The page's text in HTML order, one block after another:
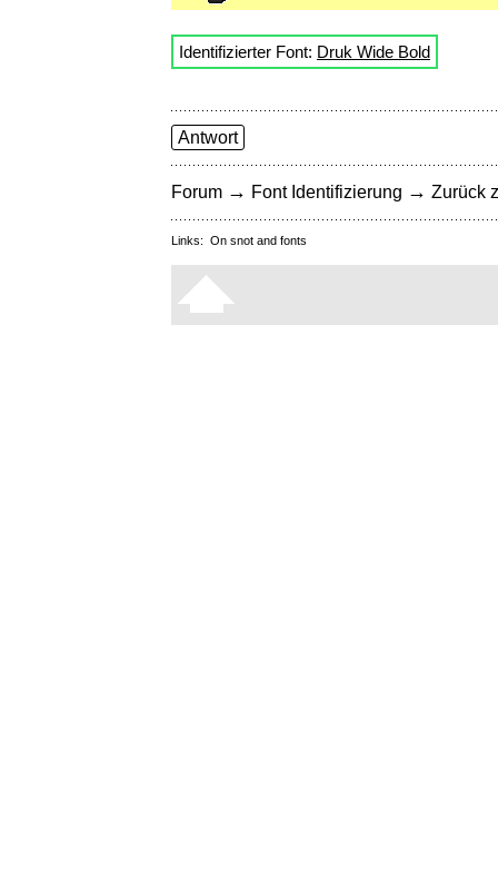
Identifizierter Font: Druk Wide Bold
Antwort
Forum → Font Identifizierung → Zurück
Links: On snot and fonts